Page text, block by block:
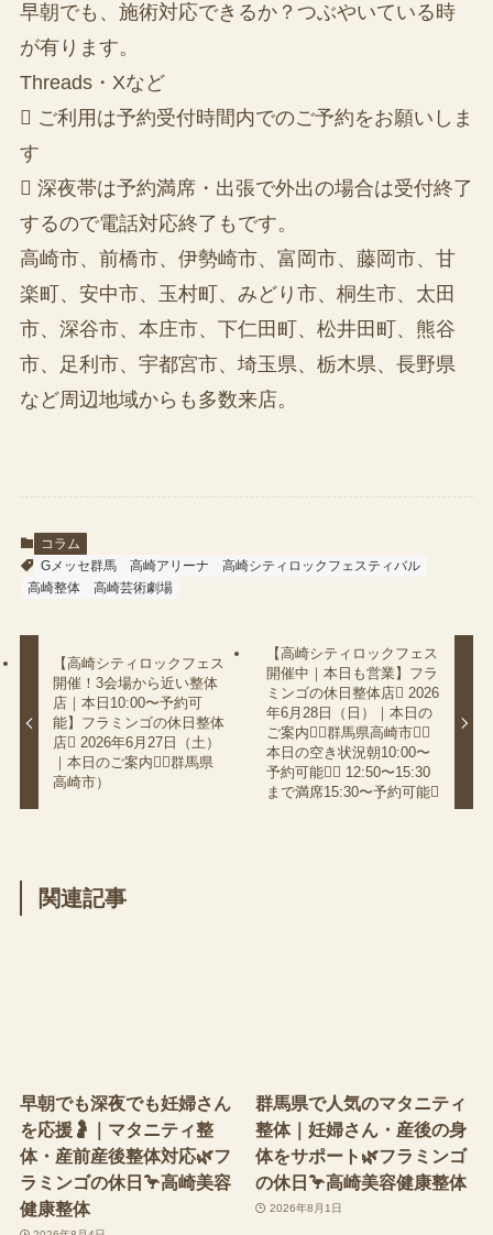
早朝でも、施術対応できるか？つぶやいている時
が有ります。
Threads・Xなど
 ご利用は予約受付時間内でのご予約をお願いしま
す
 深夜帯は予約満席・出張で外出の場合は受付終了
するので電話対応終了もです。
高崎市、前橋市、伊勢崎市、富岡市、藤岡市、甘
楽町、安中市、玉村町、みどり市、桐生市、太田
市、深谷市、本庄市、下仁田町、松井田町、熊谷
市、足利市、宇都宮市、埼玉県、栃木県、長野県
など周辺地域からも多数来店。
コラム
Gメッセ群馬
高崎アリーナ
高崎シティロックフェスティバル
高崎整体
高崎芸術劇場
【高崎シティロックフェス
開催！3会場から近い整体
店｜本日10:00〜予約可
能】フラミンゴの休日整体
店 2026年6月27日（土）
｜本日のご案内（群馬県
高崎市）
【高崎シティロックフェス
開催中｜本日も営業】フラ
ミンゴの休日整体店 2026
年6月28日（日）｜本日の
ご案内（群馬県高崎市）
本日の空き状況朝10:00〜
予約可能 12:50〜15:30
まで満席15:30〜予約可能
関連記事
早朝でも深夜でも妊婦さん
を応援🤰｜マタニティ整
体・産前産後整体対応🌿フ
ラミンゴの休日🦩高崎美容
健康整体
群馬県で人気のマタニティ
整体｜妊婦さん・産後の身
体をサポート🌿フラミンゴ
の休日🦩高崎美容健康整体
2026年8月1日